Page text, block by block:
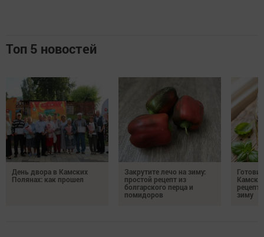
Топ 5 новостей
День двора в Камских
Полянах: как прошел
Закрутите лечо на зиму:
простой рецепт из
болгарского перца и
помидоров
зиму